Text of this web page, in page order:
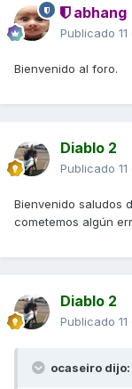
abhang
Publicado
Bienvenido al foro.
Diablo 2
Publicado
Bienvenido saludos
cometemos algún
Diablo 2
Publicado
ocaseiro dijo: